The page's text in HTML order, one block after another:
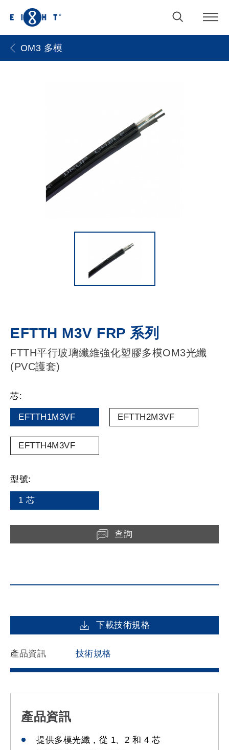
OM3 多模
EFTTH M3V FRP 系列
FTTH平行玻璃纖維強化塑膠多模OM3光纖
(PVC護套)
芯:
EFTTH1M3VF EFTTH2M3VF
EFTTH4M3VF
型號:
1 芯
查詢
下載技術規格
產品資訊 技術規格
產品資訊
提供多模光纖，從 1、2 和 4 芯